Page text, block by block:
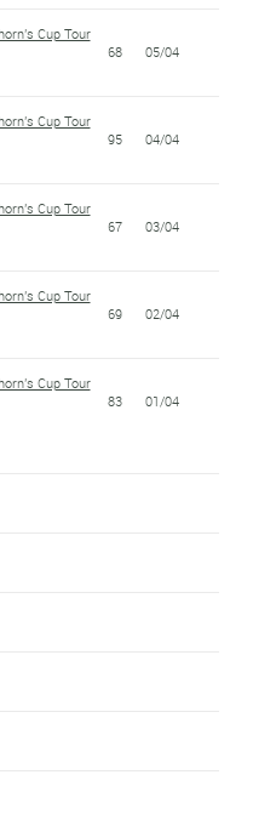
Cup Tour
68 05/04
Cup Tour
95 04/04
Cup Tour
67 03/04
Cup Tour
69 02/04
Cup Tour
83 01/04